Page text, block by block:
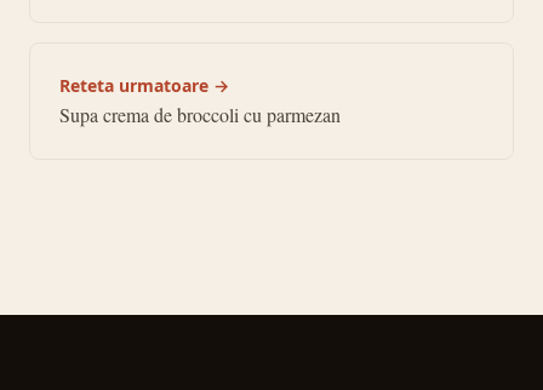
Reteta urmatoare →
Supa crema de broccoli cu parmezan